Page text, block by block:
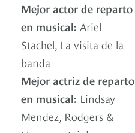
Mejor actor de reparto
en musical: Ariel
Stachel, La visita de la
banda
Mejor actriz de reparto
en musical: Lindsay
Mendez, Rodgers &